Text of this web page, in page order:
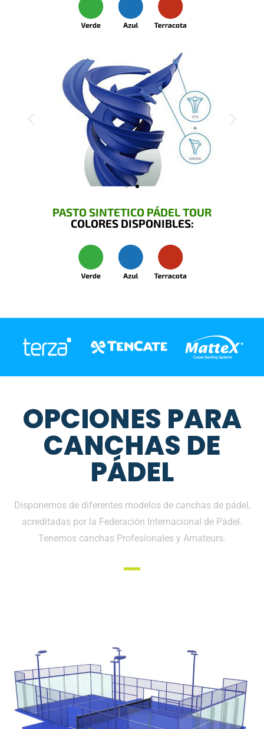
PASTO SINTETICO PÁDEL TOUR
COLORES DISPONIBLES:
OPCIONES PARA
CANCHAS DE
PÁDEL
Disponemos de diferentes modelos de canchas de pádel,
acreditadas por la Federación Internacional de Pádel.
Tenemos canchas Profesionales y Amateurs.